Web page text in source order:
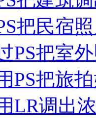
把民宿
PS把室
PS把旅
LR调出